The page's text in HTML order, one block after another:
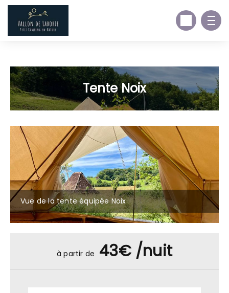
https://www.facebook.com/VallondeLaborie
Tente Noix
Vue de la tente équipée Noix
à partir de 43€ /nuit